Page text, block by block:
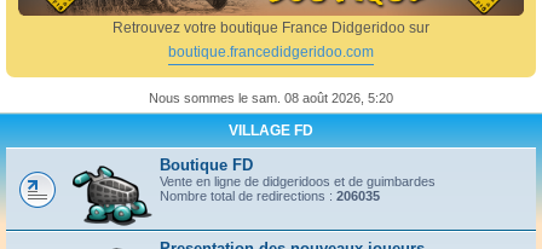
r
Retrouvez votre boutique France Didgeridoo sur
boutique.francedidgeridoo.com
Nous sommes le sam. 08 août 2026, 5:20
VILLAGE FD
Boutique FD
Vente en ligne de didgeridoos et de guimbardes
Nombre total de redirections : 206035